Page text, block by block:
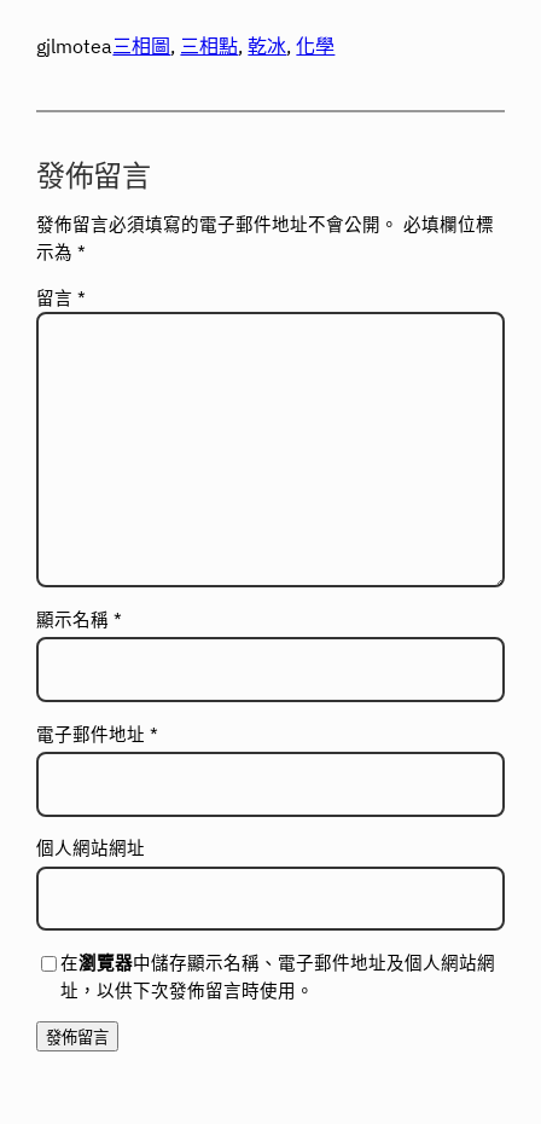
gjlmotea三相圖, 三相點, 乾冰, 化學
發佈留言
發佈留言必須填寫的電子郵件地址不會公開。 必填欄位標
示為*
留言*
顯示名稱*
電子郵件地址*
個人網站網址
在瀏覽器中儲存顯示名稱、電子郵件地址及個人網站網
址，以供下次發佈留言時使用。